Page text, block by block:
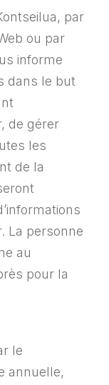
par
ou par
informe
dans le but
de gérer
les
de la
La personne
au
pour la
le
annuelle,